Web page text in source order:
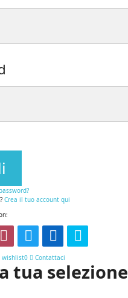
Crea il tuo account qui
wishlist0 Contattaci
tua selezione